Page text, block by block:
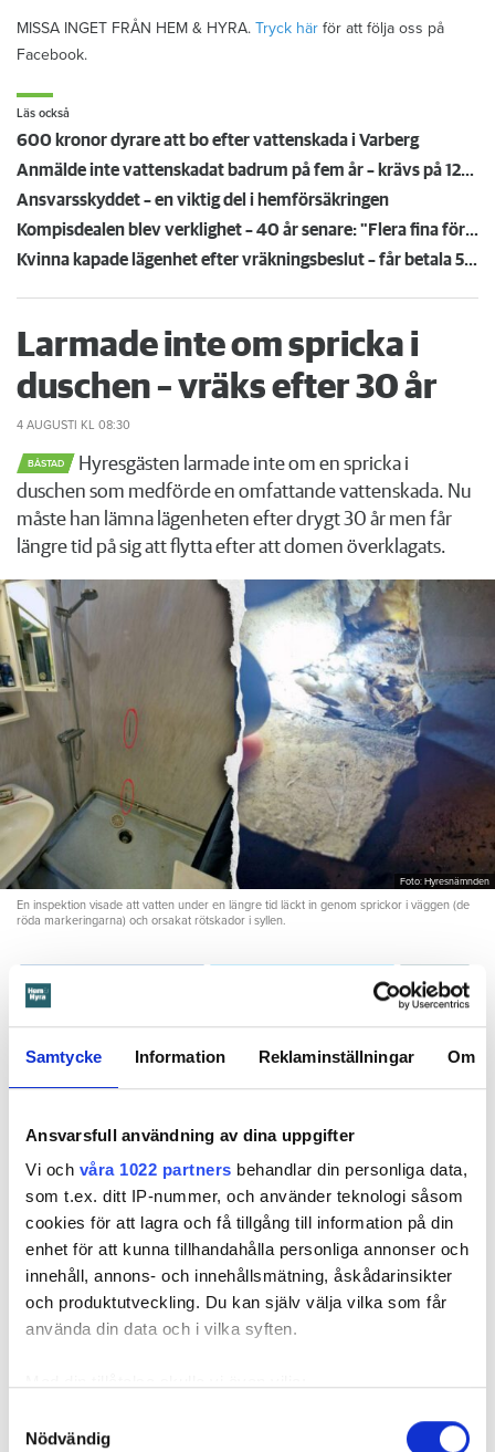
Samtycke Information Reklaminställningar Om
Ansvarsfull användning av dina uppgifter
Vi och våra 1022 partners behandlar din personliga data,
som t.ex. ditt IP-nummer, och använder teknologi såsom
cookies för att lagra och få tillgång till information på din
enhet för att kunna tillhandahålla personliga annonser och
innehåll, annons- och innehållsmätning, åskådarinsikter
och produktutveckling. Du kan själv välja vilka som får
använda din data och i vilka syften.
som kan ha en noggrannhet på upp till flera meter
Nödvändig
MISSA INGET FRÅN HEM & HYRA. Tryck här för att följa oss på
Facebook.
Läs också
600 kronor dyrare att bo efter vattenskada i Varberg
Anmälde inte vattenskadat badrum på fem år – krävs på 125 000 kronor
Ansvarsskyddet – en viktig del i hemförsäkringen
Kompisdealen blev verklighet – 40 år senare: "Flera fina fördelar med att dela bostad"
Kvinna kapade lägenhet efter vräkningsbeslut – får betala 50 000
Larmade inte om spricka i
duschen – vräks efter 30 år
4 AUGUSTI KL 08:30
BÅSTAD
Hyresgästen larmade inte om en spricka i
duschen som medförde en omfattande vattenskada. Nu
måste han lämna lägenheten efter drygt 30 år men får
längre tid på sig att flytta efter att domen överklagats.
Foto: Hyresnämnden
En inspektion visade att vatten under en längre tid läckt in genom sprickor i väggen (de
röda markeringarna) och orsakat rötskador i syllen.
Hyresgästen har bott i lägenheten i skånska Båstad sedan
1995 men måste nu flytta sedan hans kontrakt prövats både
Skada upptäcktes av hantverkare
Det var när hyresvärdens hantverkare skulle byta ett
duschmunstycke under hösten förra året som en spricka i
plastmattan på väggen i duschen upptäcktes. Strax efter
detta lät värden ett företag göra en besiktning av
badrummet. Då upptäcktes att vatten läckt från den trasiga
svetsskarven under en längre tid och orsakat omfattande
vattenskador.
kallade vårdplikt (se faktaruta). Eftersom han inte gick med